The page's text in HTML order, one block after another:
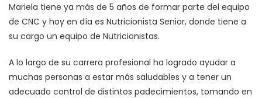
Mariela tiene ya más de 5 años de formar parte del equipo
de CNC y hoy en día es Nutricionista Senior, donde tiene a
su cargo un equipo de Nutricionistas.
A lo largo de su carrera profesional ha logrado ayudar a
muchas personas a estar más saludables y a tener un
adecuado control de distintos padecimientos, tomando en